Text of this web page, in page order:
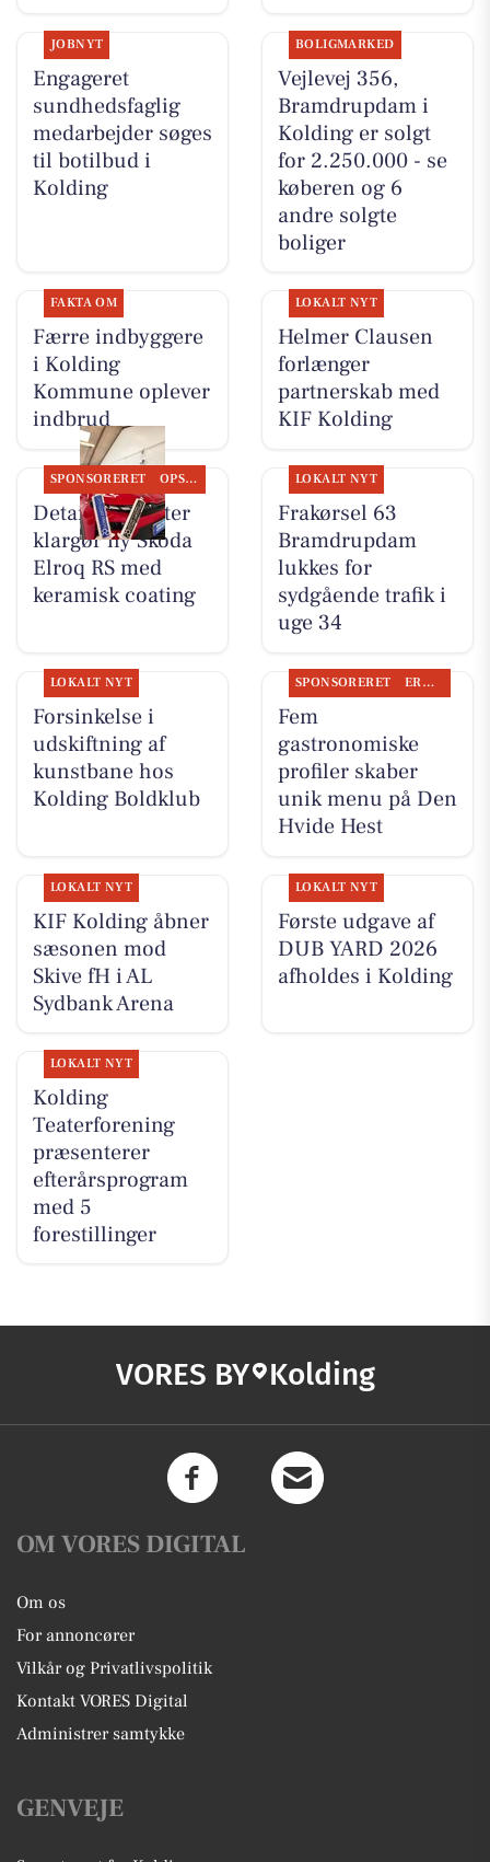
JOBNYT
Engageret
sundhedsfaglig
medarbejder søges
til botilbud i
Kolding
BOLIGMARKED
Vejlevej 356,
Bramdrupdam i
Kolding er solgt
for 2.250.000 - se
køberen og 6
andre solgte
boliger
FAKTA OM
Færre indbyggere
i Kolding
Kommune oplever
indbrud
LOKALT NYT
Helmer Clausen
forlænger
partnerskab med
KIF Kolding
SPONSORERET OPSLAGSTAVLEN
Detailing Center
klargør ny Skoda
Elroq RS med
keramisk coating
LOKALT NYT
Frakørsel 63
Bramdrupdam
lukkes for
sydgående trafik i
uge 34
LOKALT NYT
Forsinkelse i
udskiftning af
kunstbane hos
Kolding Boldklub
SPONSORERET ERHVERV
Fem
gastronomiske
profiler skaber
unik menu på Den
Hvide Hest
LOKALT NYT
KIF Kolding åbner
sæsonen mod
Skive fH i AL
Sydbank Arena
LOKALT NYT
Første udgave af
DUB YARD 2026
afholdes i Kolding
LOKALT NYT
Kolding
Teaterforening
præsenterer
efterårsprogram
med 5
forestillinger
VORES BY Kolding
OM VORES DIGITAL
Om os
For annoncører
Vilkår og Privatlivspolitik
Kontakt VORES Digital
Administrer samtykke
GENVEJE